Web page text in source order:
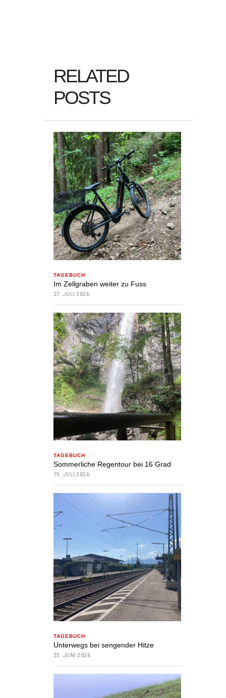
RELATED
POSTS
TAGEBUCH
Im Zellgraben weiter zu Fuss
27. JULI 2026
TAGEBUCH
Sommerliche Regentour bei 16 Grad
19. JULI 2026
TAGEBUCH
Unterwegs bei sengender Hitze
25. JUNI 2026